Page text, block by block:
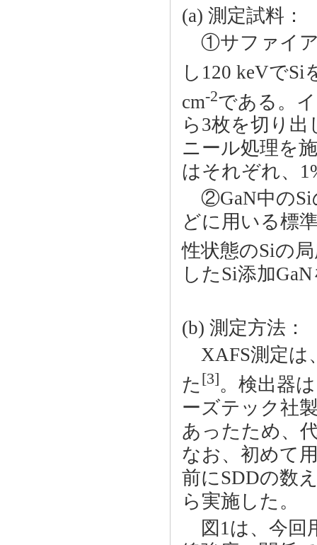
(a) 測定試料：
①サファイア
し120 keVでSi
cm-2である。
ら3枚を切り出
ニール処理を
はそれぞれ、
②GaN中のSi
どに用いる標
性状態のSiの
したSi添加
(b) 測定方法：
XAFS測定は
た [3]。検出器
ーズテック社
あったため、
なお、初めて
前にSDDの数
ら実施した。
図1は、今回